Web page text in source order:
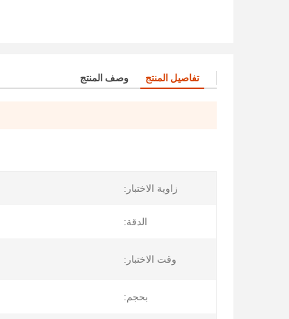
تفاصيل المنتج وصف المنتج
زاوية الاختبار:
الدقة:
وقت الاختبار:
بحجم: